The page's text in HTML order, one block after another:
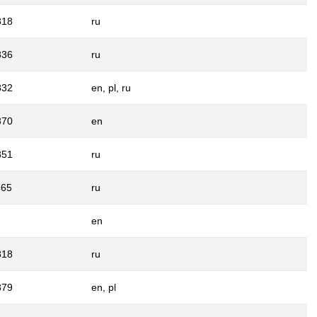
ru
ru
en, pl, ru
en
ru
ru
en
ru
en, pl